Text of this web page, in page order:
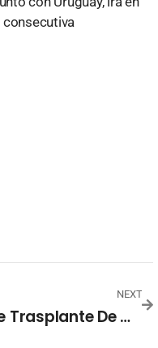
consecutiva
NEXT
Muere Receptora De Trasplante De Corazón Y Riñón De Cerdo